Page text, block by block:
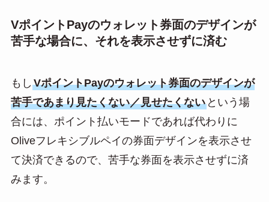
VポイントPayのウォレット券面のデザインが
苦手な場合に、それを表示させずに済む
もし VポイントPayのウォレット券面のデザインが
苦手であまり見たくない／見せたくないという場
合には、ポイント払いモードであれば代わりに
Oliveフレキシブルペイの券面デザインを表示させ
て決済できるので、苦手な券面を表示させずに済
みます。